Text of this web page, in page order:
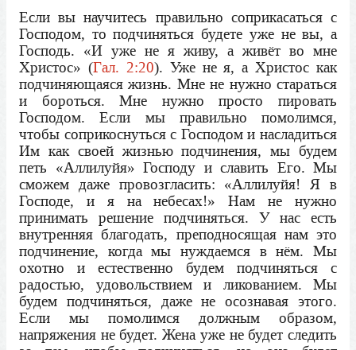
Если вы научитесь правильно соприкасаться с
Господом, то подчиняться будете уже не вы, а
Господь. «И уже не я живу, а живёт во мне
Христос» (Гал. 2:20). Уже не я, а Христос как
подчиняющаяся жизнь. Мне не нужно стараться
и бороться. Мне нужно просто пировать
Господом. Если мы правильно помолимся,
чтобы соприкоснуться с Господом и насладиться
Им как своей жизнью подчинения, мы будем
петь «Аллилуйя» Господу и славить Его. Мы
сможем даже провозгласить: «Аллилуйя! Я в
Господе, и я на небесах!» Нам не нужно
принимать решение подчиняться. У нас есть
внутренняя благодать, преподносящая нам это
подчинение, когда мы нуждаемся в нём. Мы
охотно и естественно будем подчиняться с
радостью, удовольствием и ликованием. Мы
будем подчиняться, даже не осознавая этого.
Если мы помолимся должным образом,
напряжения не будет. Жена уже не будет следить